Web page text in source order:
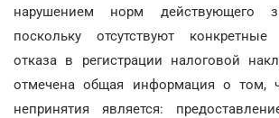
нарушением норм действующего
поскольку отсутствуют
отказа в регистрации налоговой
отмечена общая информация о том,
непринятия является: